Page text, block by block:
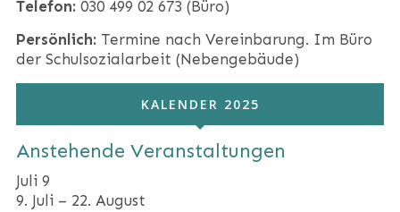
Telefon: 030 499 02 673 (Büro)
Persönlich: Termine nach Vereinbarung. Im Büro
der Schulsozialarbeit (Nebengebäude)
KALENDER 2025
Anstehende Veranstaltungen
Juli 9
9. Juli – 22. August